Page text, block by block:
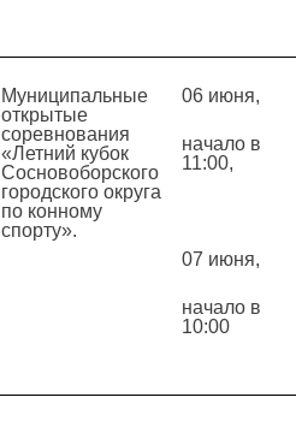
Муниципальные
открытые
соревнования
«Летний кубок
Сосновоборского
городского округа
по конному
спорту».
06 июня,
начало в
11:00,
07 июня,
начало в
10:00